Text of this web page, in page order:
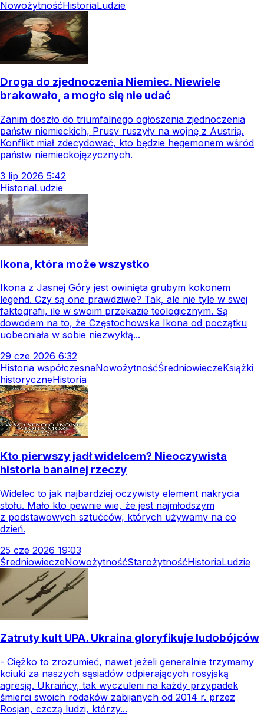
NowożytnośćHistoriaLudzie
Droga do zjednoczenia Niemiec. Niewiele
brakowało, a mogło się nie udać
Zanim doszło do triumfalnego ogłoszenia zjednoczenia
państw niemieckich, Prusy ruszyły na wojnę z Austrią.
Konflikt miał zdecydować, kto będzie hegemonem wśród
państw niemieckojęzycznych.
3 lip 2026 5:42
HistoriaLudzie
Ikona, która może wszystko
Ikona z Jasnej Góry jest owinięta grubym kokonem
legend. Czy są one prawdziwe? Tak, ale nie tyle w swej
faktografii, ile w swoim przekazie teologicznym. Są
dowodem na to, że Częstochowska Ikona od początku
uobecniała w sobie niezwykłą...
29 cze 2026 6:32
Historia współczesnaNowożytnośćŚredniowieczeKsiążki
historyczneHistoria
Kto pierwszy jadł widelcem? Nieoczywista
historia banalnej rzeczy
Widelec to jak najbardziej oczywisty element nakrycia
stołu. Mało kto pewnie wie, że jest najmłodszym
z podstawowych sztućców, których używamy na co
dzień.
25 cze 2026 19:03
ŚredniowieczeNowożytnośćStarożytnośćHistoriaLudzie
Zatruty kult UPA. Ukraina gloryfikuje ludobójców
- Ciężko to zrozumieć, nawet jeżeli generalnie trzymamy
kciuki za naszych sąsiadów odpierających rosyjską
agresją. Ukraińcy, tak wyczuleni na każdy przypadek
śmierci swoich rodaków zabijanych od 2014 r. przez
Rosjan, czczą ludzi, którzy...